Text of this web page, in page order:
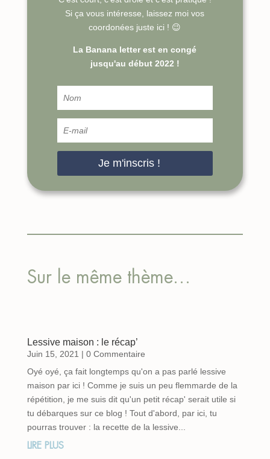
Si ça vous intéresse, laissez moi vos
coordonées juste ici ! 😉
La Banana letter est en congé
jusqu'au début 2022 !
Je m'inscris !
Sur le même thème…
Lessive maison : le récap’
Juin 15, 2021 | 0 Commentaire
Oyé oyé, ça fait longtemps qu'on a pas parlé lessive
maison par ici ! Comme je suis un peu flemmarde de la
répétition, je me suis dit qu'un petit récap' serait utile si
tu débarques sur ce blog ! Tout d'abord, par ici, tu
pourras trouver : la recette de la lessive...
LIRE PLUS